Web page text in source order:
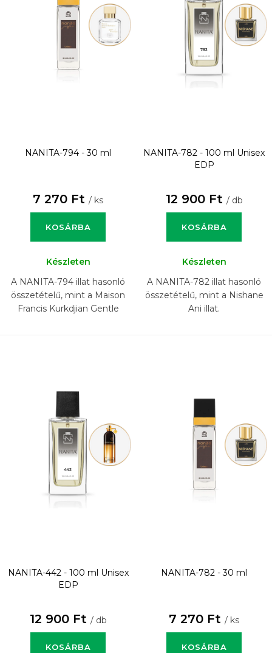
NANITA-794 - 30 ml
7 270 Ft / ks
KOSÁRBA
Készleten
A NANITA-794 illat hasonló
összetételű, mint a Maison
Francis Kurkdjian Gentle
NANITA-782 - 100 ml Unisex
EDP
12 900 Ft / db
KOSÁRBA
Készleten
A NANITA-782 illat hasonló
összetételű, mint a Nishane
Ani illat.
NANITA-442 - 100 ml Unisex
EDP
12 900 Ft / db
KOSÁRBA
NANITA-782 - 30 ml
7 270 Ft / ks
KOSÁRBA